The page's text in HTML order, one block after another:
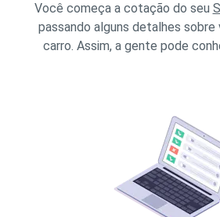
Você começa a cotação do seu
passando alguns detalhes sobre
carro. Assim, a gente pode